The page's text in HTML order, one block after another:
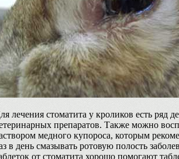
лечения стоматита у кроликов есть ряд
препаратов. Также можно
медного купороса, которым
в день смазывать ротовую полость
от стоматита хорошо помогают